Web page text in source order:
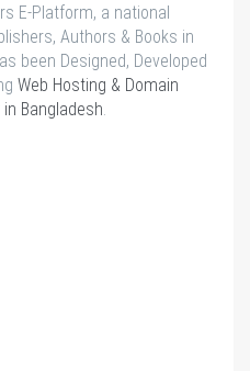
E-Platform, a national
Authors & Books in
been Designed, Developed
Web Hosting & Domain
Bangladesh